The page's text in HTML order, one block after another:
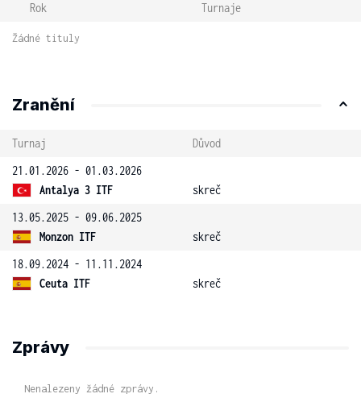
Rok Turnaje
Žádné tituly
Zranění
Turnaj
Důvod
21.01.2026 - 01.03.2026
Antalya 3 ITF
skreč
13.05.2025 - 09.06.2025
Monzon ITF
skreč
18.09.2024 - 11.11.2024
Ceuta ITF
skreč
Zprávy
Nenalezeny žádné zprávy.